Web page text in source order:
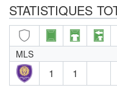
STATISTIQUES
MLS
1 1